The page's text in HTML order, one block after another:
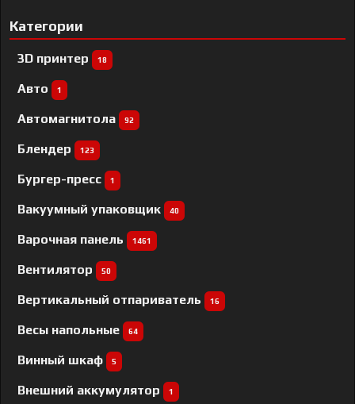
Категории
3D принтер 18
Авто 1
Автомагнитола 92
Блендер 123
Бургер-пресс 1
Вакуумный упаковщик 40
Варочная панель 1461
Вентилятор 50
Вертикальный отпариватель 16
Весы напольные 64
Винный шкаф 5
Внешний аккумулятор 1